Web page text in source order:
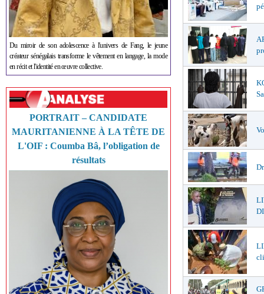
Du miroir de son adolescence à l'univers de Fang, le jeune
créateur sénégalais transforme le vêtement en langage, la mode
en récit et l'identité en œuvre collective.
PORTRAIT – CANDIDATE
MAURITANIENNE À LA TÊTE DE
L'OIF : Coumba Bâ, l’obligation de
résultats